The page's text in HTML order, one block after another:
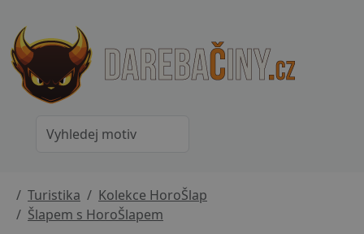
Turistika
Kolekce HoroŠlap
Šlapem s HoroŠlapem